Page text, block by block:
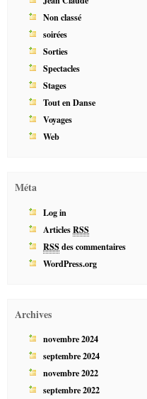
Non classé
soirées
Sorties
Spectacles
Stages
Tout en Danse
Voyages
Web
Méta
Log in
ArticlesRSS
RSSdes commentaires
WordPress.org
Archives
novembre 2024
septembre 2024
novembre 2022
septembre 2022